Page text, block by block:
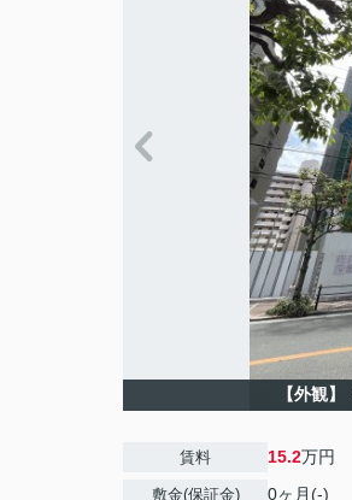
【外観】
賃料 15.2万円
敷金(保証金) 0ヶ月(-)